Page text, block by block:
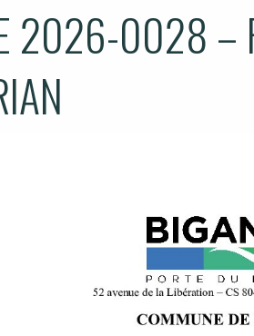
2026-0028 –